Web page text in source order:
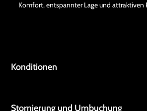
Komfort, entspannter Lage und attraktiven
Konditionen
Stornierung und Umbuchung